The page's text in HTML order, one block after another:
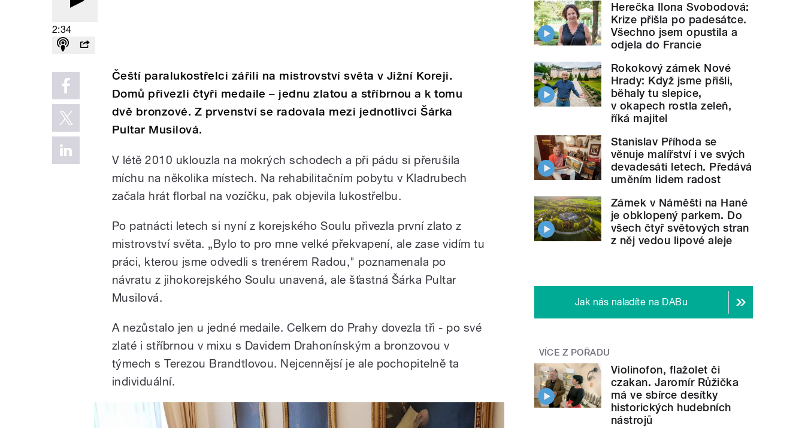
2:34
Čeští paralukostřelci zářili na mistrovství světa v Jižní Koreji.
Domů přivezli čtyři medaile – jednu zlatou a stříbrnou a k tomu
dvě bronzové. Z prvenství se radovala mezi jednotlivci Šárka
Pultar Musilová.
V létě 2010 uklouzla na mokrých schodech a při pádu si přerušila
míchu na několika místech. Na rehabilitačním pobytu v Kladrubech
začala hrát florbal na vozíčku, pak objevila lukostřelbu.
Po patnácti letech si nyní z korejského Soulu přivezla první zlato z
mistrovství světa. „Bylo to pro mne velké překvapení, ale zase vidím tu
práci, kterou jsme odvedli s trenérem Radou," poznamenala po
návratu z jihokorejského Soulu unavená, ale šťastná Šárka Pultar
Musilová.
A nezůstalo jen u jedné medaile. Celkem do Prahy dovezla tři - po své
zlaté i stříbrnou v mixu s Davidem Drahonínským a bronzovou v
týmech s Terezou Brandtlovou. Nejcennějsí je ale pochopitelně ta
individuální.
Herečka Ilona Svobodová:
Krize přišla po padesátce.
Všechno jsem opustila a
odjela do Francie
Rokokový zámek Nové
Hrady: Když jsme přišli,
běhaly tu slepice,
v okapech rostla zeleň,
říká majitel
Stanislav Příhoda se
věnuje malířství i ve svých
devadesáti letech. Předává
uměním lidem radost
Zámek v Náměšti na Hané
je obklopený parkem. Do
všech čtyř světových stran
z něj vedou lipové aleje
Jak nás naladíte na DABu
VÍCE Z POŘADU
Violinofon, flažolet či
czakan. Jaromír Růžička
má ve sbírce desítky
historických hudebních
nástrojů